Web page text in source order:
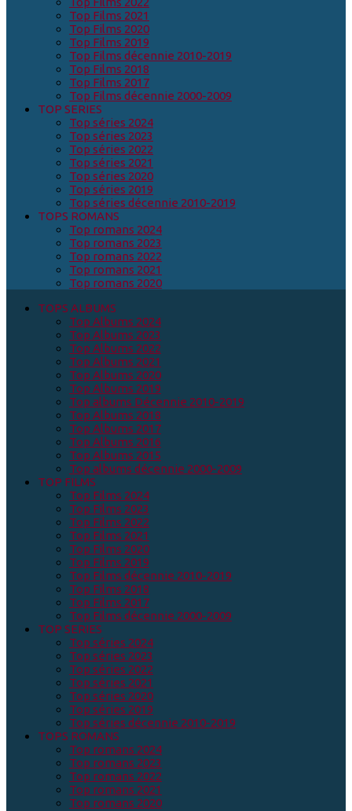
Top Films 2021
Top Films 2020
Top Films 2019
Top Films décennie 2010-2019
Top Films 2018
Top Films 2017
Top Films décennie 2000-2009
TOP SERIES
Top séries 2024
Top séries 2023
Top séries 2022
Top séries 2021
Top séries 2020
Top séries 2019
Top séries décennie 2010-2019
TOPS ROMANS
Top romans 2024
Top romans 2023
Top romans 2022
Top romans 2021
Top romans 2020
TOPS ALBUMS
Top Albums 2024
Top Albums 2023
Top Albums 2022
Top Albums 2021
Top Albums 2020
Top Albums 2019
Top albums Décennie 2010-2019
Top Albums 2018
Top Albums 2017
Top Albums 2016
Top Albums 2015
Top albums décennie 2000-2009
TOP FILMS
Top Films 2024
Top Films 2023
Top Films 2022
Top Films 2021
Top Films 2020
Top Films 2019
Top Films décennie 2010-2019
Top Films 2018
Top Films 2017
Top Films décennie 2000-2009
TOP SERIES
Top séries 2024
Top séries 2023
Top séries 2022
Top séries 2021
Top séries 2020
Top séries 2019
Top séries décennie 2010-2019
TOPS ROMANS
Top romans 2024
Top romans 2023
Top romans 2022
Top romans 2021
Top romans 2020